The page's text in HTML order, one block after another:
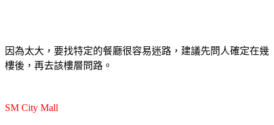
因為太大，要找特定的餐廳很容易迷路，建議先問人確定在幾
樓後，再去該樓層問路。
SM City Mall